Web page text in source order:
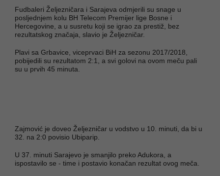
Fudbaleri Željezničara i Sarajeva odmjerili su snage u
posljednjem kolu BH Telecom Premijer lige Bosne i
Hercegovine, a u susretu koji se igrao za prestiž, bez
rezultatskog značaja, slavio je Željezničar.
Plavi sa Grbavice, viceprvaci BiH za sezonu 2017/2018,
pobijedili su rezultatom 2:1, a svi golovi na ovom meču pali
su u prvih 45 minuta.
Zajmović je doveo Željezničar u vodstvo u 10. minuti, da bi u
32. na 2:0 povisio Ubiparip.
U 37. minuti Sarajevo je smanjilo preko Adukora, a
ispostavilo se - time i postavio konačan rezultat ovog meča.